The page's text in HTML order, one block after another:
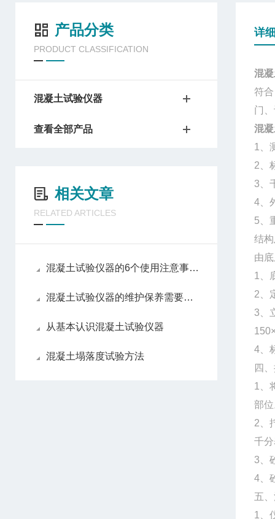
产品分类
PRODUCT CLASSIFICATION
混凝土试验仪器
查看全部产品
相关文章
RELATED ARTICLES
混凝土试验仪器的6个使用注意事项介绍
混凝土试验仪器的维护保养需要注意哪些
从基本认识混凝土试验仪器
混凝土塌落度试验方法
详
混
符
门
混
1、
2、
3、
4、
5、
结
由
1、
2、
3、
4、
四
1、
部
2、
千
3、
4、
五
1、